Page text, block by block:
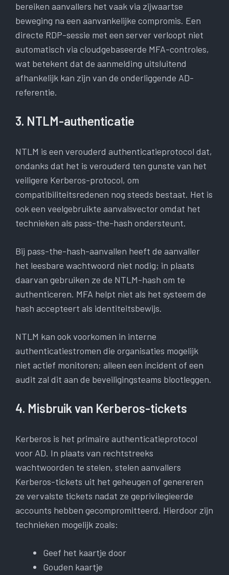
bereiken aanvallers het vaak via zijwaartse
beweging na een aanvankelijke compromis. Een
directe RDP-sessie met een server verloopt niet
automatisch via cloudgebaseerde MFA-controles,
wat betekent dat de aanmelding uitsluitend
afhankelijk kan zijn van de onderliggende AD-
referentie.
3. NTLM-authenticatie
NTLM is een verouderd authenticatieprotocol dat,
ondanks dat het is verouderd ten gunste van het
veiligere Kerberos-protocol, om
compatibiliteitsredenen nog steeds bestaat. Het is
ook een veelgebruikte aanvalsvector omdat het
technieken als pass-the-hash ondersteunt.
Bij pass-the-hash-aanvallen heeft de aanvaller
het leesbare wachtwoord niet nodig; in plaats
daarvan gebruiken ze de NTLM-hash om te
authenticeren. MFA helpt niet als het systeem de
hash accepteert als identiteitsbewijs.
NTLM kan ook voorkomen in interne
authenticatiestromen die organisaties mogelijk
niet actief monitoren; alleen een incident of een
audit zal dit aan de beveiligingsteams blootleggen.
4. Misbruik van Kerberos-tickets
Kerberos is het primaire authenticatieprotocol
voor AD. In plaats van rechtstreeks
wachtwoorden te stelen, stelen aanvallers
Kerberos-tickets uit het geheugen of genereren
ze vervalste tickets nadat ze geprivilegieerde
accounts hebben gecompromitteerd. Hierdoor zijn
technieken mogelijk zoals:
Geef het kaartje door
Gouden kaartje